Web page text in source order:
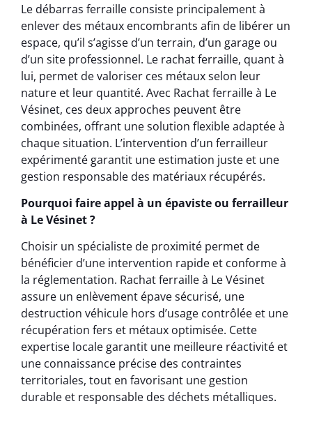
Le débarras ferraille consiste principalement à
enlever des métaux encombrants afin de libérer un
espace, qu’il s’agisse d’un terrain, d’un garage ou
d’un site professionnel. Le rachat ferraille, quant à
lui, permet de valoriser ces métaux selon leur
nature et leur quantité. Avec Rachat ferraille à Le
Vésinet, ces deux approches peuvent être
combinées, offrant une solution flexible adaptée à
chaque situation. L’intervention d’un ferrailleur
expérimenté garantit une estimation juste et une
gestion responsable des matériaux récupérés.
Pourquoi faire appel à un épaviste ou ferrailleur
à Le Vésinet ?
Choisir un spécialiste de proximité permet de
bénéficier d’une intervention rapide et conforme à
la réglementation. Rachat ferraille à Le Vésinet
assure un enlèvement épave sécurisé, une
destruction véhicule hors d’usage contrôlée et une
récupération fers et métaux optimisée. Cette
expertise locale garantit une meilleure réactivité et
une connaissance précise des contraintes
territoriales, tout en favorisant une gestion
durable et responsable des déchets métalliques.